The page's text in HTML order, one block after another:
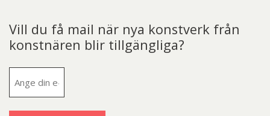
Vill du få mail när nya konstverk från
konstnären blir tillgängliga?